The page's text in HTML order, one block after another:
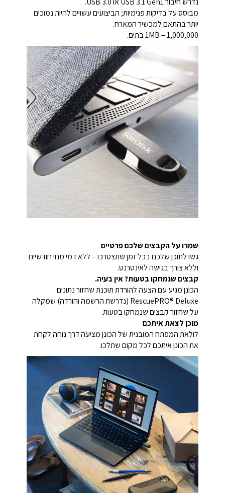
מבוסס על בדיקות פנימיות; הביצועים עשויים להיות נמוכים
יותר בהתאם למכשיר המארח.
1MB = 1,000,000 בתים.
שמרו על הקבצים שלכם פרטיים
גשו לתוכן שלכם בכל זמן שתצטרכו – ללא דמי מנוי חודשיים
וללא צורך בגישה לאינטרנט.
קבצים שנמחקו בטעות? אין בעיה.
הכונן מגיע עם הצעה להורדת תוכנת שחזור נתונים
RescuePRO® Deluxe (נדרשת הרשמה והורדה) שמקלה
על שחזור קבצים שנמחקו בטעות.
מוכן לצאת איתכם
לולאת המפתח המובנית של הכונן מציעה דרך נוחה לקחת
את הכונן איתכם לכל מקום שתלכו.